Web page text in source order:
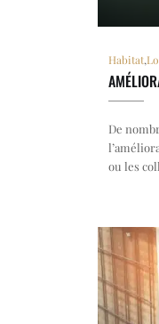
Habitat,
De
ou les